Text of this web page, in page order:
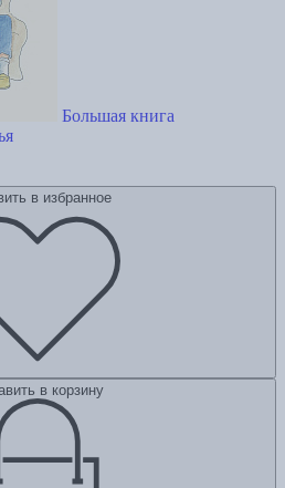
Большая книга
в избранное
в корзину